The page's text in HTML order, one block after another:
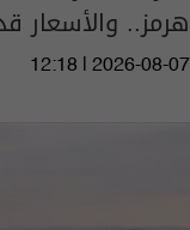
هرمز.. والأسعار
12:18 | 2026-08-07